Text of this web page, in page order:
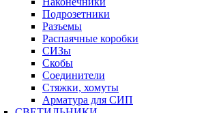
Подрозетники
Разъемы
Распаячные коробки
СИЗы
Скобы
Соединители
Стяжки, хомуты
Арматура для СИП